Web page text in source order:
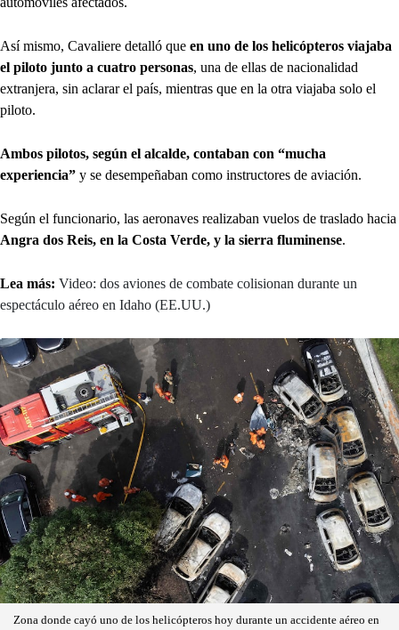
Así mismo, Cavaliere detalló que en uno de los helicópteros viajaba
el piloto junto a cuatro personas, una de ellas de nacionalidad
extranjera, sin aclarar el país, mientras que en la otra viajaba solo el
piloto.
Ambos pilotos, según el alcalde, contaban con “mucha
experiencia” y se desempeñaban como instructores de aviación.
Según el funcionario, las aeronaves realizaban vuelos de traslado hacia
Angra dos Reis, en la Costa Verde, y la sierra fluminense.
Lea más: Video: dos aviones de combate colisionan durante un
espectáculo aéreo en Idaho (EE.UU.)
Zona donde cayó uno de los helicópteros hoy durante un accidente aéreo en